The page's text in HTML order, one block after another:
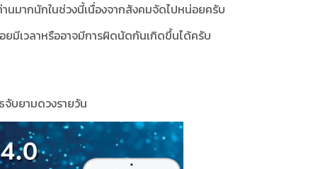
นมากนักในช่วงนี้เนื่องจากสังคมจัดไปหน่อยครับ
อยมีเวลาหรืออาจมีการผิดนัดกันเกิดขึ้นได้ครับ
จับยามดวงรายวัน